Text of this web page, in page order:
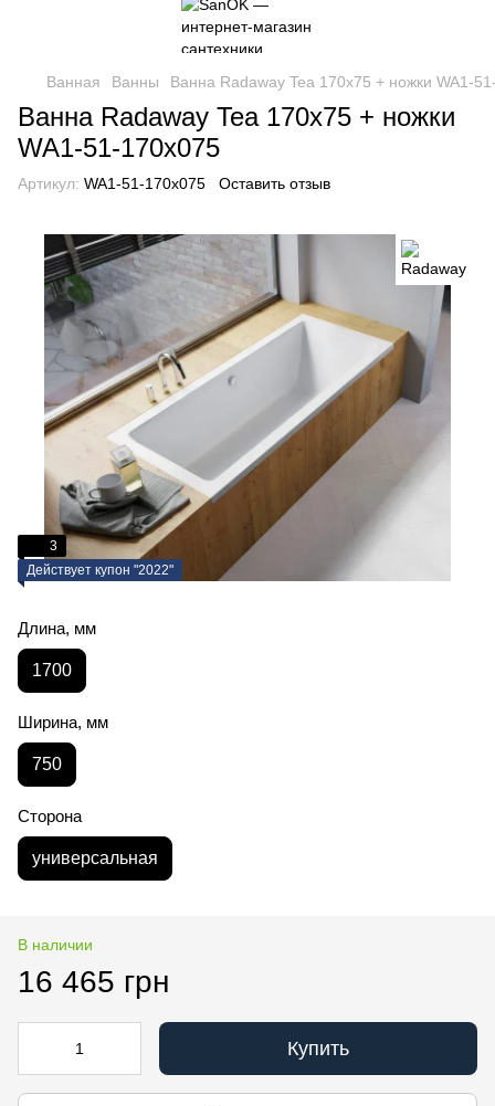
Ванная Ванны Ванна Radaway Tea 170x75 + ножки WA1-
Ванна Radaway Tea 170x75 + ножки
WA1-51-170x075
Артикул: WA1-51-170x075 Оставить отзыв
3
Действует купон "2022"
Длина, мм
1700
Ширина, мм
750
Сторона
универсальная
В наличии
16 465 грн
Купить